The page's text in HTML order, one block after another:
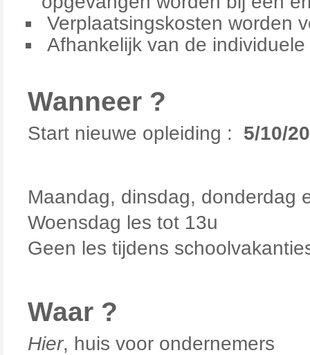
Verplaatsingskosten worden
Afhankelijk van de
Wanneer ?
Start nieuwe opleiding : 5/10/
Maandag, dinsdag, donderdag
Woensdag les tot 13u
Geen les tijdens
Waar ?
Hier, huis voor ondernemers